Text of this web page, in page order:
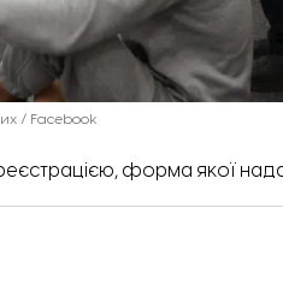
/ Facebook
форма якої